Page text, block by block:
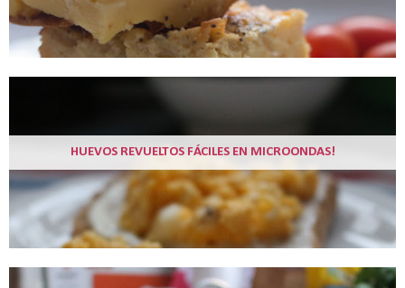
HUEVOS REVUELTOS FÁCILES EN MICROONDAS!